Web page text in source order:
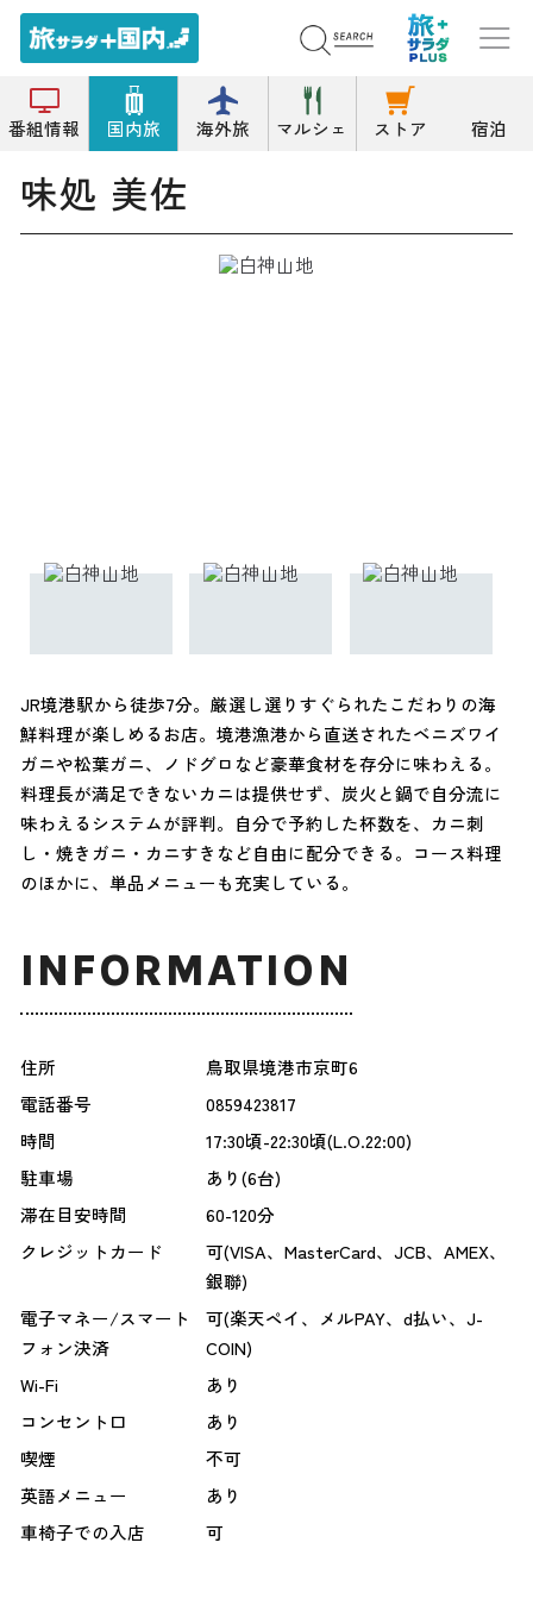
番組情報 国内旅 海外旅 マルシェ ストア 宿泊
トップ 魚料理/海鮮料理 味処 美佐
味処 美佐
JR境港駅から徒歩7分。厳選し選りすぐられたこだわりの海
鮮料理が楽しめるお店。境港漁港から直送されたベニズワイ
ガニや松葉ガニ、ノドグロなど豪華食材を存分に味わえる。
料理長が満足できないカニは提供せず、炭火と鍋で自分流に
味わえるシステムが評判。自分で予約した杯数を、カニ刺
し・焼きガニ・カニすきなど自由に配分できる。コース料理
のほかに、単品メニューも充実している。
INFORMATION
住所
鳥取県境港市京町6
電話番号
0859423817
時間
17:30頃-22:30頃(L.O.22:00)
駐車場
あり(6台)
滞在目安時間
60-120分
クレジットカード
可(VISA、MasterCard、JCB、AMEX、
銀聯)
電子マネー/スマート
フォン決済
可(楽天ペイ、メルPAY、d払い、J-
COIN)
Wi-Fi
あり
コンセント口
あり
喫煙
不可
英語メニュー
あり
車椅子での入店
可